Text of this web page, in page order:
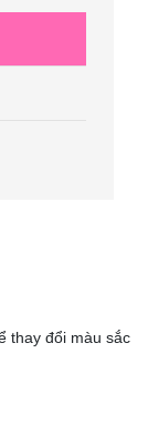
thay đổi màu sắc